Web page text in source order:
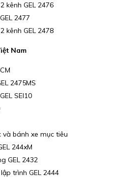
kênh GEL 2476
2477
kênh GEL 2478
Nam
2475MS
SEI10
bánh xe mục tiêu
244xM
GEL 2432
trình GEL 2444